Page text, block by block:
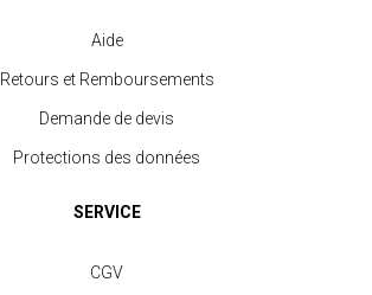
Aide
Retours et Remboursements
Demande de devis
Protections des données
SERVICE
CGV